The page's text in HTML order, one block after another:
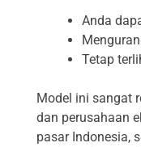
Anda
Tetap
Model ini sangat
dan perusahaan
pasar Indonesia,